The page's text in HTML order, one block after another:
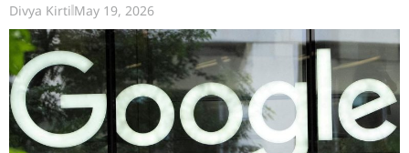
Divya Kirti May 19, 2026